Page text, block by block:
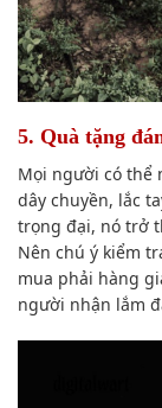
5. Quà tặng
Mọi người có thể
dây chuyền, lắc
trọng đại, nó trở
Nên chú ý kiểm
mua phải hàng
người nhận lắm